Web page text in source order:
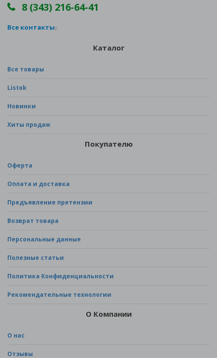
8 (343) 216-64-41
Все контакты
Каталог
Все товары
Listok
Новинки
Хиты продаж
Покупателю
Оферта
Оплата и доставка
Предъявление претензии
Возврат товара
Персональные данные
Полезные статьи
Политика Конфиденциальности
Рекомендательные технологии
О Компании
О нас
Отзывы